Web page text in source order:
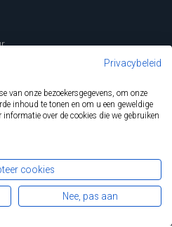
Privacybeleid
van onze bezoekersgegevens, om onze
inhoud te tonen en om u een geweldige
over de cookies die we gebruiken
cookies
Nee, pas aan